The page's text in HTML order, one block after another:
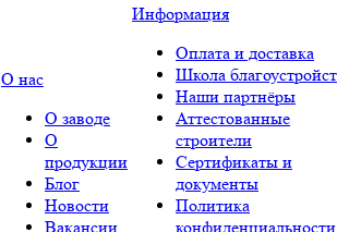
О нас
О заводе
О
продукции
Блог
Новости
Вакансии
Информация
Оплата и доставка
Школа
Наши партнёры
Аттестованные
строители
Сертификаты и
документы
Политика
конфиденциальности